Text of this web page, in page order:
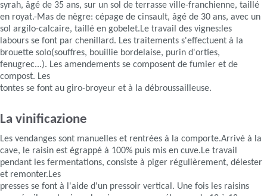
syrah, âgé de 35 ans, sur un sol de terrasse ville-franchienne, taillé
en royat.-Mas de nègre: cépage de cinsault, âgé de 30 ans, avec un
sol argilo-calcaire, taillé en gobelet.Le travail des vignes:les
labours se font par chenillard. Les traitements s'effectuent à la
brouette solo(souffres, bouillie bordelaise, purin d'orties,
fenugrec...). Les amendements se composent de fumier et de
compost. Les
tontes se font au giro-broyeur et à la débroussailleuse.
La vinificazione
Les vendanges sont manuelles et rentrées à la comporte.Arrivé à la
cave, le raisin est égrappé à 100% puis mis en cuve.Le travail
pendant les fermentations, consiste à piger régulièrement, délester
et remonter.Les
presses se font à l'aide d'un pressoir vertical. Une fois les raisins